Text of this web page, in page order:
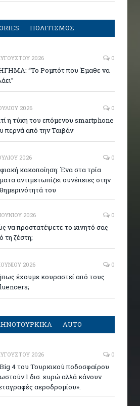
ΠΟΛΙΤΙΣΜΟΣ
2026 0
“Το Ρομπότ που Έμαθε να
2026 0
η τύχη του επόμενου smartphone
περνά από την Ταϊβάν
2026 0
κακοποίηση: Ένα στα τρία
αντιμετωπίζει συνέπειες στην
του
2026 0
να προστατέψετε το κινητό σας
τη ζέστη;
2026 0
έχουμε κουραστεί από τους
AUTO
2026 0
4 του Τουρκικού ποδοσφαίρου
1 δισ. ευρώ αλλά κάνουν
αεροδρομίου».